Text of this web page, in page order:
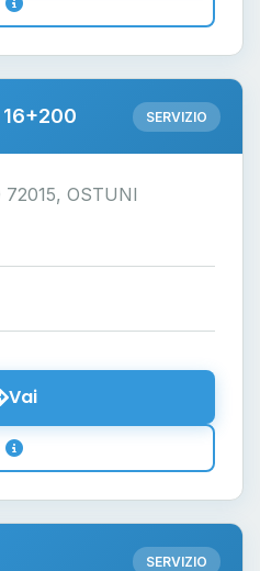
16+200 SERVIZIO
OSTUNI
Vai
SERVIZIO